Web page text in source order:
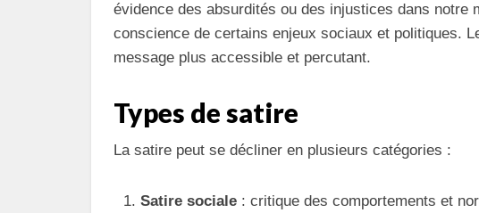
évidence des absurdités ou des injustices dans notre
conscience de certains enjeux sociaux et politiques.
message plus accessible et percutant.
Types de satire
La satire peut se décliner en plusieurs catégories :
Satire sociale : critique des comportements et